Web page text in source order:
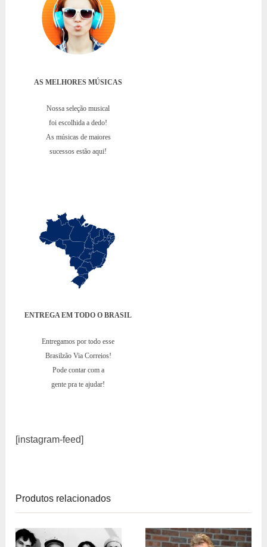
AS MELHORES MÚSICAS
Nossa seleção musical
foi escolhida a dedo!
As músicas de maiores
sucessos estão aqui!
ENTREGA EM TODO O BRASIL
Entregamos por todo esse
Brasilzão Via Correios!
Pode contar com a
gente pra te ajudar!
[instagram-feed]
Produtos relacionados